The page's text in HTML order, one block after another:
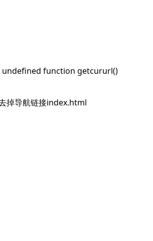
undefined function getcururl()
掉导航链接index.html